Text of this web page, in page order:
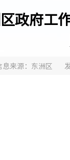
政府工
息来源：东洲区